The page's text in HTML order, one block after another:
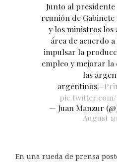
Junto al presidente
reunión de Gabinete
y los ministros los
área de acuerdo
impulsar la
empleo y mejorar la
las
argentinos.
— Juan Manzur
August
En una rueda de prensa